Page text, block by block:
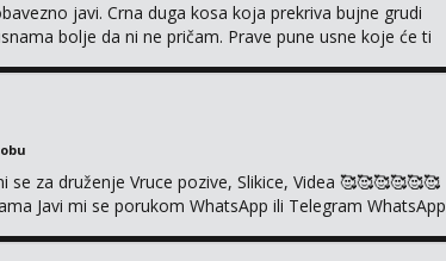
javi. Crna duga kosa koja prekriva bujne grudi
bolje da ni ne pričam. Prave pune usne koje će ti
za druženje Vruce pozive, Slikice, Videa 🥰🥰🥰🥰🥰🥰
Javi mi se porukom WhatsApp ili Telegram WhatsApp